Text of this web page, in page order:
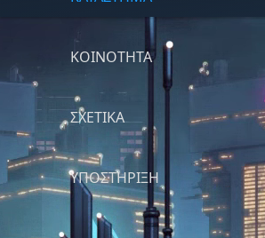
ΚΟΙΝΟΤΗΤΑ
ΣΧΕΤΙΚΆ
ΥΠΟΣΤΗΡΙΞΗ